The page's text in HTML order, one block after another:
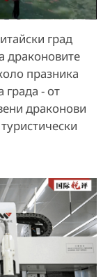
град
драконовите
празника
града - от
драконови